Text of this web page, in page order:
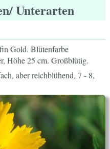
Unterarten
Gold. Blütenfarbe
Höhe 25 cm. Großblütig.
aber reichblühend, 7 - 8,